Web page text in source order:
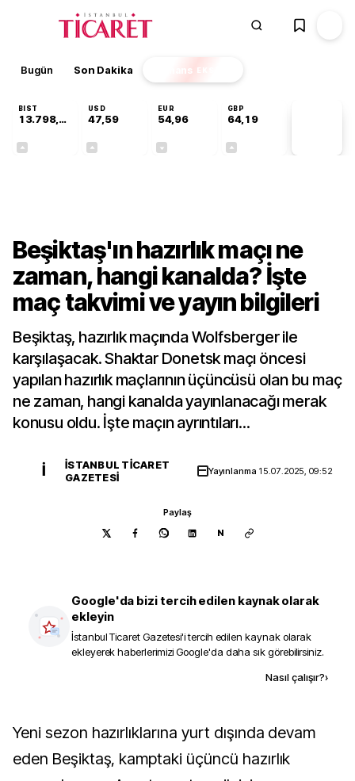
Bugün Son Dakika Finans EKSTRA
BIST
13.798,82
USD
47,59
EUR
54,96
GBP
64,19
Beşiktaş'ın hazırlık maçı ne
zaman, hangi kanalda? İşte
maç takvimi ve yayın bilgileri
Beşiktaş, hazırlık maçında Wolfsberger ile
karşılaşacak. Shaktar Donetsk maçı öncesi
yapılan hazırlık maçlarının üçüncüsü olan bu maç
ne zaman, hangi kanalda yayınlanacağı merak
konusu oldu. İşte maçın ayrıntıları...
İ
İSTANBUL TICARET
GAZETESI
Yayınlanma 15.07.2025, 09:52
Paylaş
N
Google'da bizi tercih edilen kaynak olarak
ekleyin
İstanbul Ticaret Gazetesi'i tercih edilen kaynak olarak
ekleyerek haberlerimizi Google'da daha sık görebilirsiniz.
Nasıl çalışır?›
Yeni sezon hazırlıklarına yurt dışında devam
eden Beşiktaş, kamptaki üçüncü hazırlık